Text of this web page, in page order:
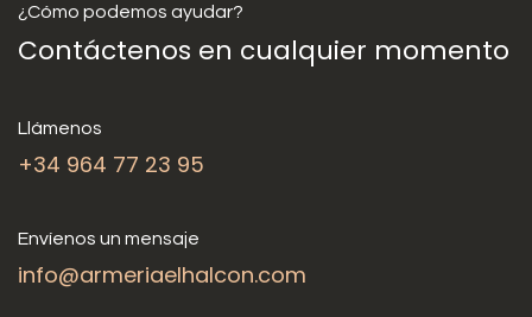
¿Cómo podemos ayudar?
Contáctenos en cualquier momento
Llámenos
+34 964 77 23 95
Envíenos un mensaje
info@armeriaelhalcon.com